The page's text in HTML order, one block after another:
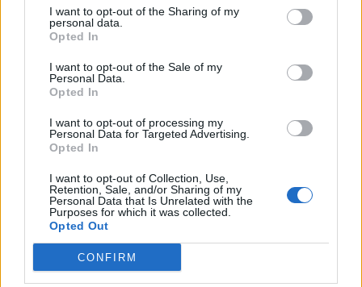
I want to opt-out of the Sharing of my
personal data.
Opted In
I want to opt-out of the Sale of my
Personal Data.
Opted In
I want to opt-out of processing my
Personal Data for Targeted Advertising.
Opted In
I want to opt-out of Collection, Use,
Retention, Sale, and/or Sharing of my
Personal Data that Is Unrelated with the
Purposes for which it was collected.
Opted Out
CONFIRM
O DS Nº4 chega a Portugal no último trimestre deste ano
com as versões E-TENSE 100% elétrico com 213 CV e
HYBRID 145 CV .
DS Automobiles
Ricardo Carvalho